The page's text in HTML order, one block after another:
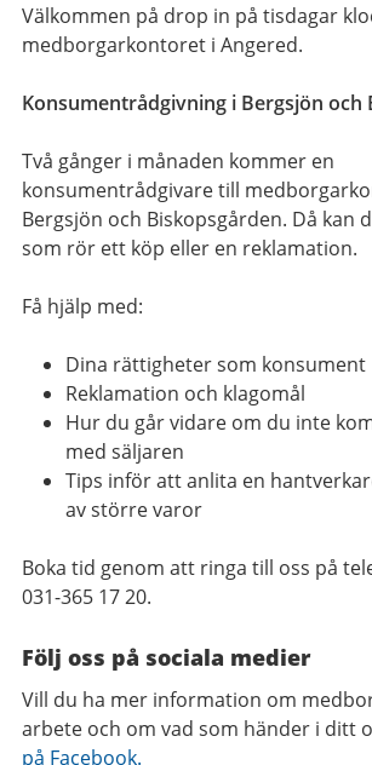
Välkommen på drop in på tisdagar
medborgarkontoret i Angered.
Konsumentrådgivning i Bergsjön och
Två gånger i månaden kommer en
konsumentrådgivare till
Bergsjön och Biskopsgården. Då kan
som rör ett köp eller en reklamation.
Få hjälp med:
Dina rättigheter som konsument
Reklamation och klagomål
Hur du går vidare om du inte
med säljaren
Tips inför att anlita en
av större varor
Boka tid genom att ringa till oss på
031-365 17 20.
Följ oss på sociala medier
Vill du ha mer information om
arbete och om vad som händer i ditt
på Facebook.